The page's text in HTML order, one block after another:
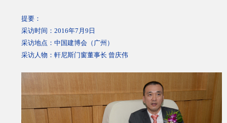
加盟投资
提要：
采访时间： 2016年7月9 日
采访地点：中国建博会（广州）
采访人物： 軒尼斯门窗董事长 曾庆伟